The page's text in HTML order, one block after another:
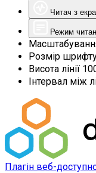
Читач з
Режим
Розмір
Висота лінії
Інтервал між
Плагін веб-